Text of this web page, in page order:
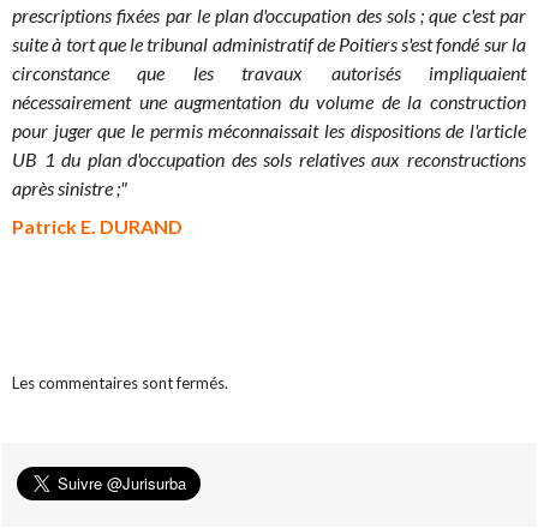
prescriptions fixées par le plan d'occupation des sols ; que c'est par
suite à tort que le tribunal administratif de Poitiers s'est fondé sur la
circonstance que les travaux autorisés impliquaient
nécessairement une augmentation du volume de la construction
pour juger que le permis méconnaissait les dispositions de l'article
UB 1 du plan d'occupation des sols relatives aux reconstructions
après sinistre ;"
Patrick E. DURAND
Les commentaires sont fermés.